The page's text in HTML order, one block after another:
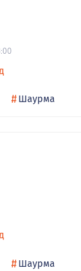
# Шаурма
# Шаурма